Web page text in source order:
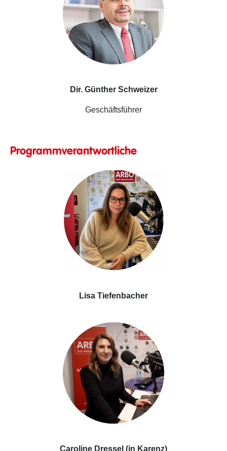
Dir. Günther Schweizer
Geschäftsführer
Programmverantwortliche
Lisa Tiefenbacher
Caroline Dressel (in Karenz)